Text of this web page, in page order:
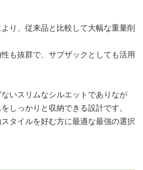
り、従来品と比較して大幅な重量削
も抜群で、サブザックとしても活用
いスリムなシルエットでありなが
しっかりと収納できる設計です。
タイルを好む方に最適な最強の選択